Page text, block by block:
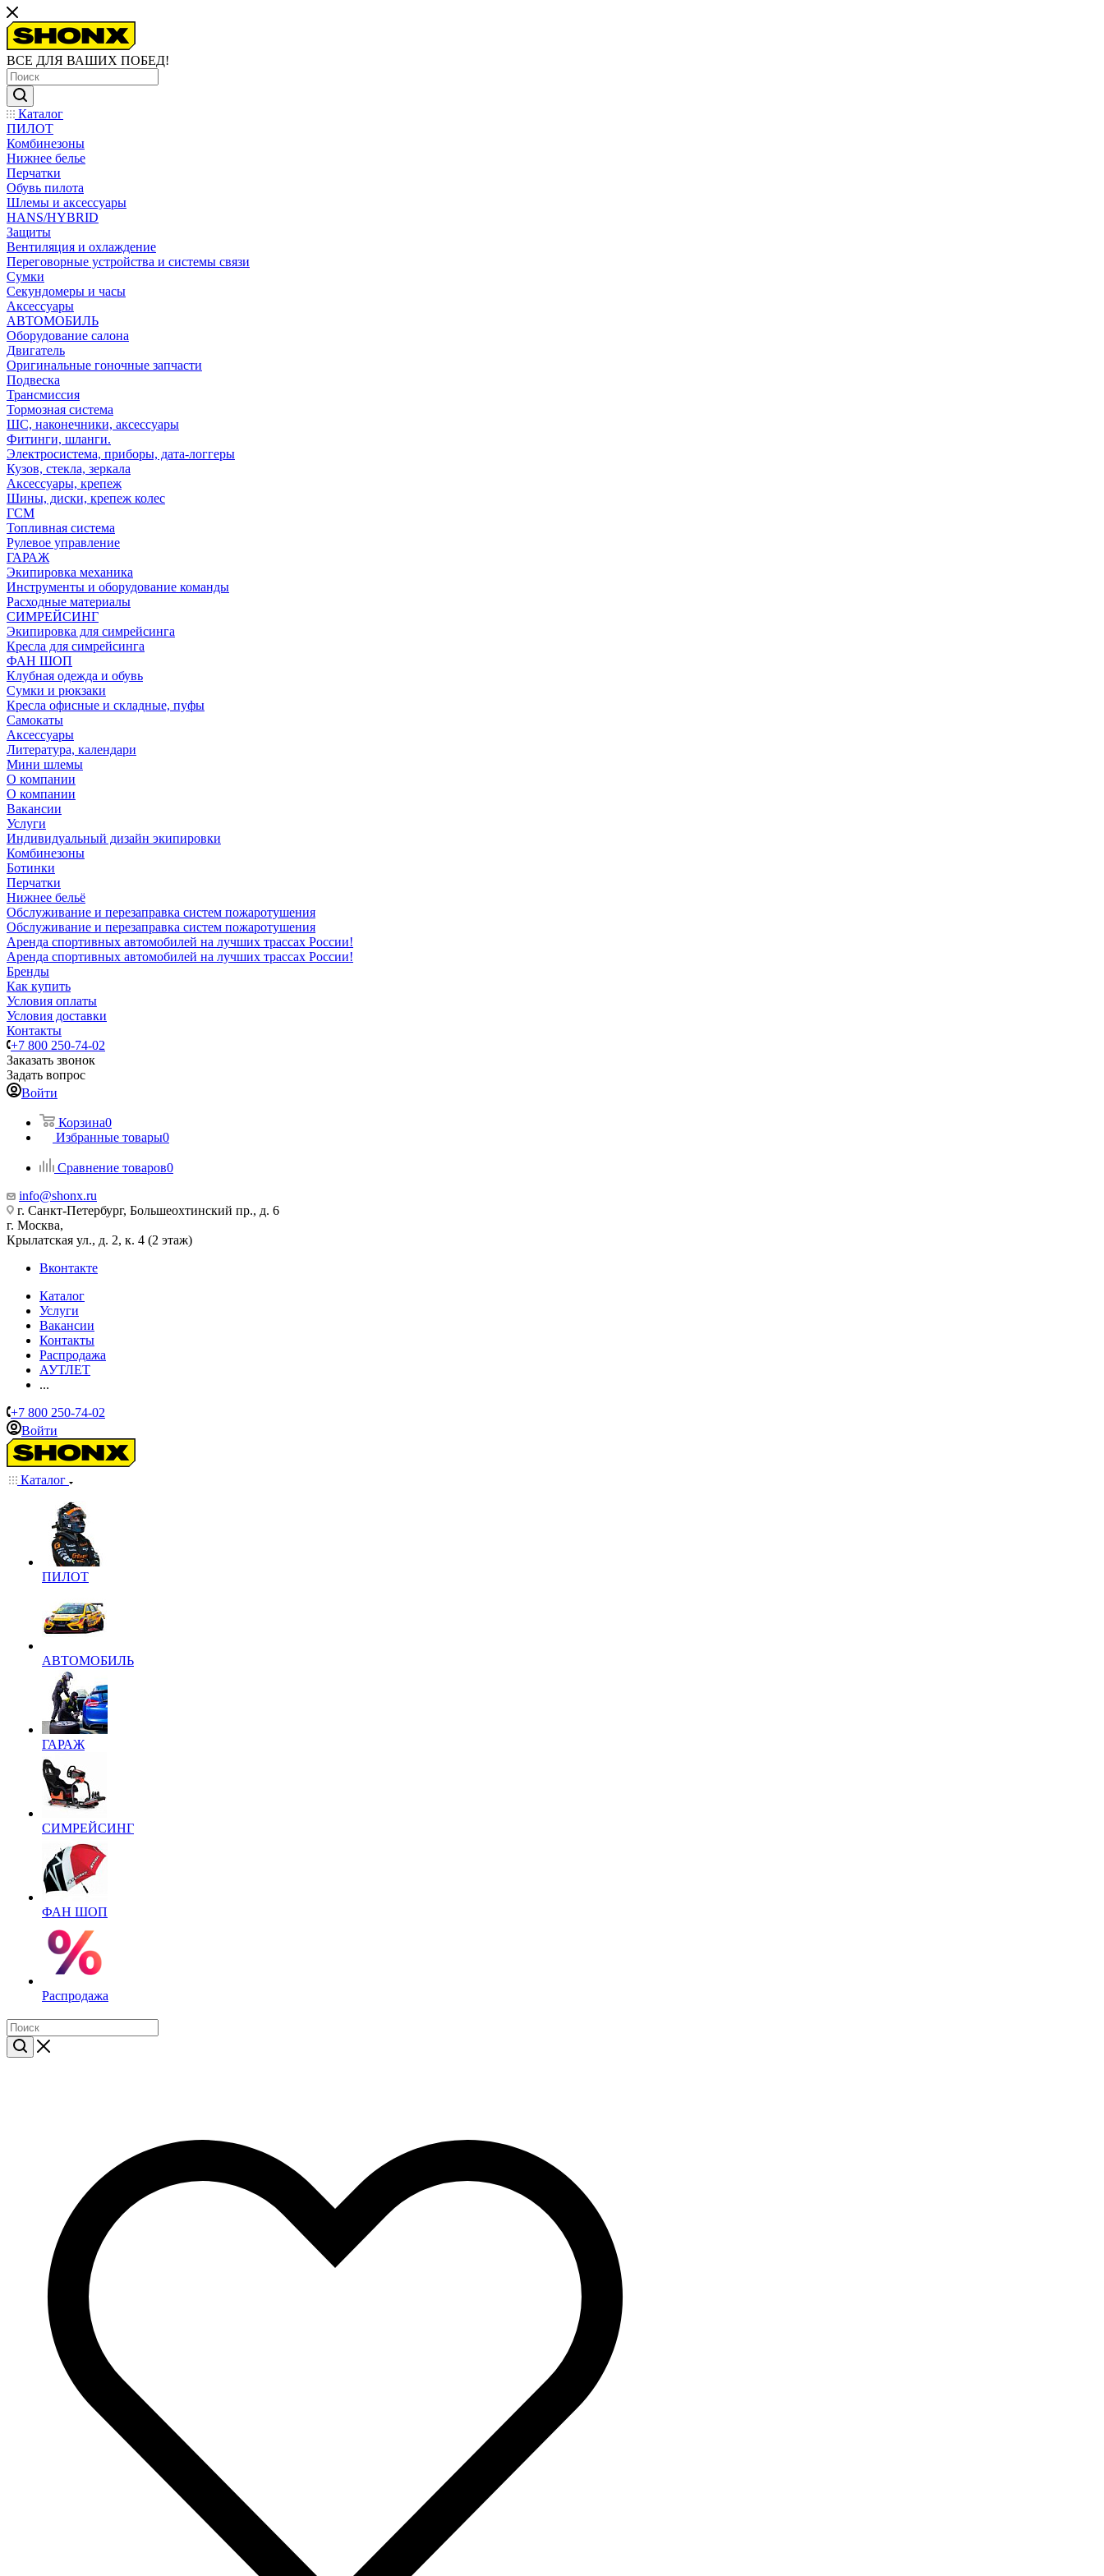
ВСЕ ДЛЯ ВАШИХ ПОБЕД!
Каталог
ПИЛОТ
Комбинезоны
Нижнее белье
Перчатки
Обувь пилота
Шлемы и аксессуары
HANS/HYBRID
Защиты
Вентиляция и охлаждение
Переговорные устройства и системы связи
Сумки
Секундомеры и часы
Аксессуары
АВТОМОБИЛЬ
Оборудование салона
Двигатель
Оригинальные гоночные запчасти
Подвеска
Трансмиссия
Тормозная система
ШС, наконечники, аксессуары
Фитинги, шланги.
Электросистема, приборы, дата-логгеры
Кузов, стекла, зеркала
Аксессуары, крепеж
Шины, диски, крепеж колес
ГСМ
Топливная система
Рулевое управление
ГАРАЖ
Экипировка механика
Инструменты и оборудование команды
Расходные материалы
СИМРЕЙСИНГ
Экипировка для симрейсинга
Кресла для симрейсинга
ФАН ШОП
Клубная одежда и обувь
Сумки и рюкзаки
Кресла офисные и складные, пуфы
Самокаты
Аксессуары
Литература, календари
Мини шлемы
О компании
О компании
Вакансии
Услуги
Индивидуальный дизайн экипировки
Комбинезоны
Ботинки
Перчатки
Нижнее бельё
Обслуживание и перезаправка систем пожаротушения
Обслуживание и перезаправка систем пожаротушения
Аренда спортивных автомобилей на лучших трассах России!
Аренда спортивных автомобилей на лучших трассах России!
Бренды
Как купить
Условия оплаты
Условия доставки
Контакты
+7 800 250-74-02
Заказать звонок
Задать вопрос
Войти
Корзина0
Избранные товары0
Сравнение товаров0
info@shonx.ru
г. Санкт-Петербург, Большеохтинский пр., д. 6
г. Москва,
Крылатская ул., д. 2, к. 4 (2 этаж)
Вконтакте
Каталог
Услуги
Вакансии
Контакты
Распродажа
АУТЛЕТ
...
+7 800 250-74-02
Войти
Каталог
ПИЛОТ
АВТОМОБИЛЬ
ГАРАЖ
СИМРЕЙСИНГ
ФАН ШОП
Распродажа